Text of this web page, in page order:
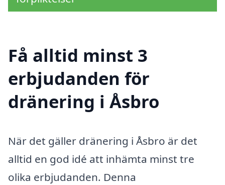
Få alltid minst 3
erbjudanden för
dränering i Åsbro
När det gäller dränering i Åsbro är det
alltid en god idé att inhämta minst tre
olika erbjudanden. Denna